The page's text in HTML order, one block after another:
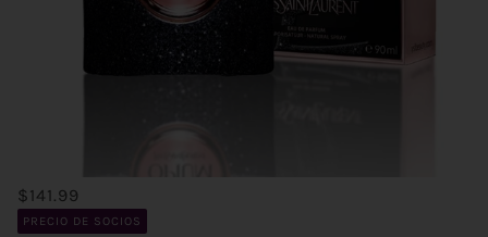
$141.99
PRECIO DE SOCIOS